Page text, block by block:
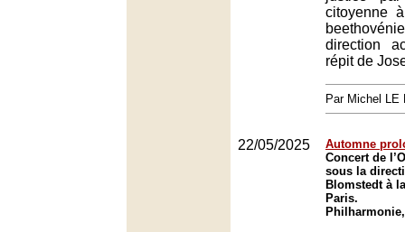
citoyenne
direction
répit de
Par Michel LE
22/05/2025
Automne
Concert de
sous la
Blomstedt à
Paris.